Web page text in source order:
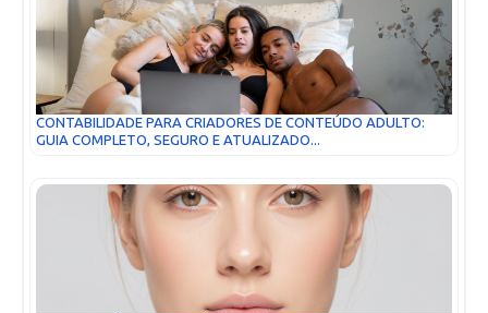
CONTABILIDADE PARA CRIADORES DE CONTEÚDO ADULTO:
GUIA COMPLETO, SEGURO E ATUALIZADO...